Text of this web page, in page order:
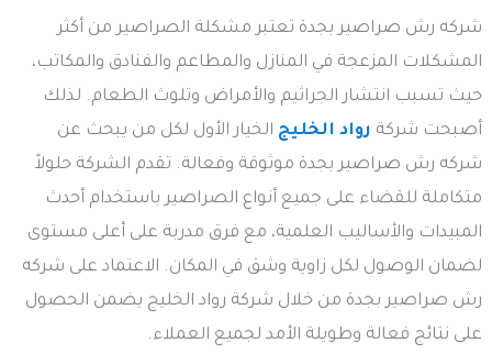
شركه رش صراصير بجدة تعتبر مشكلة الصراصير من أكثر
المشكلات المزعجة في المنازل والمطاعم والفنادق والمكاتب،
حيث تسبب انتشار الجراثيم والأمراض وتلوث الطعام. لذلك
أصبحت شركة رواد الخليج الخيار الأول لكل من يبحث عن
شركه رش صراصير بجدة موثوقة وفعالة. تقدم الشركة حلولاً
متكاملة للقضاء على جميع أنواع الصراصير باستخدام أحدث
المبيدات والأساليب العلمية، مع فرق مدربة على أعلى مستوى
لضمان الوصول لكل زاوية وشق في المكان. الاعتماد على شركه
رش صراصير بجدة من خلال شركة رواد الخليج يضمن الحصول
على نتائج فعالة وطويلة الأمد لجميع العملاء.